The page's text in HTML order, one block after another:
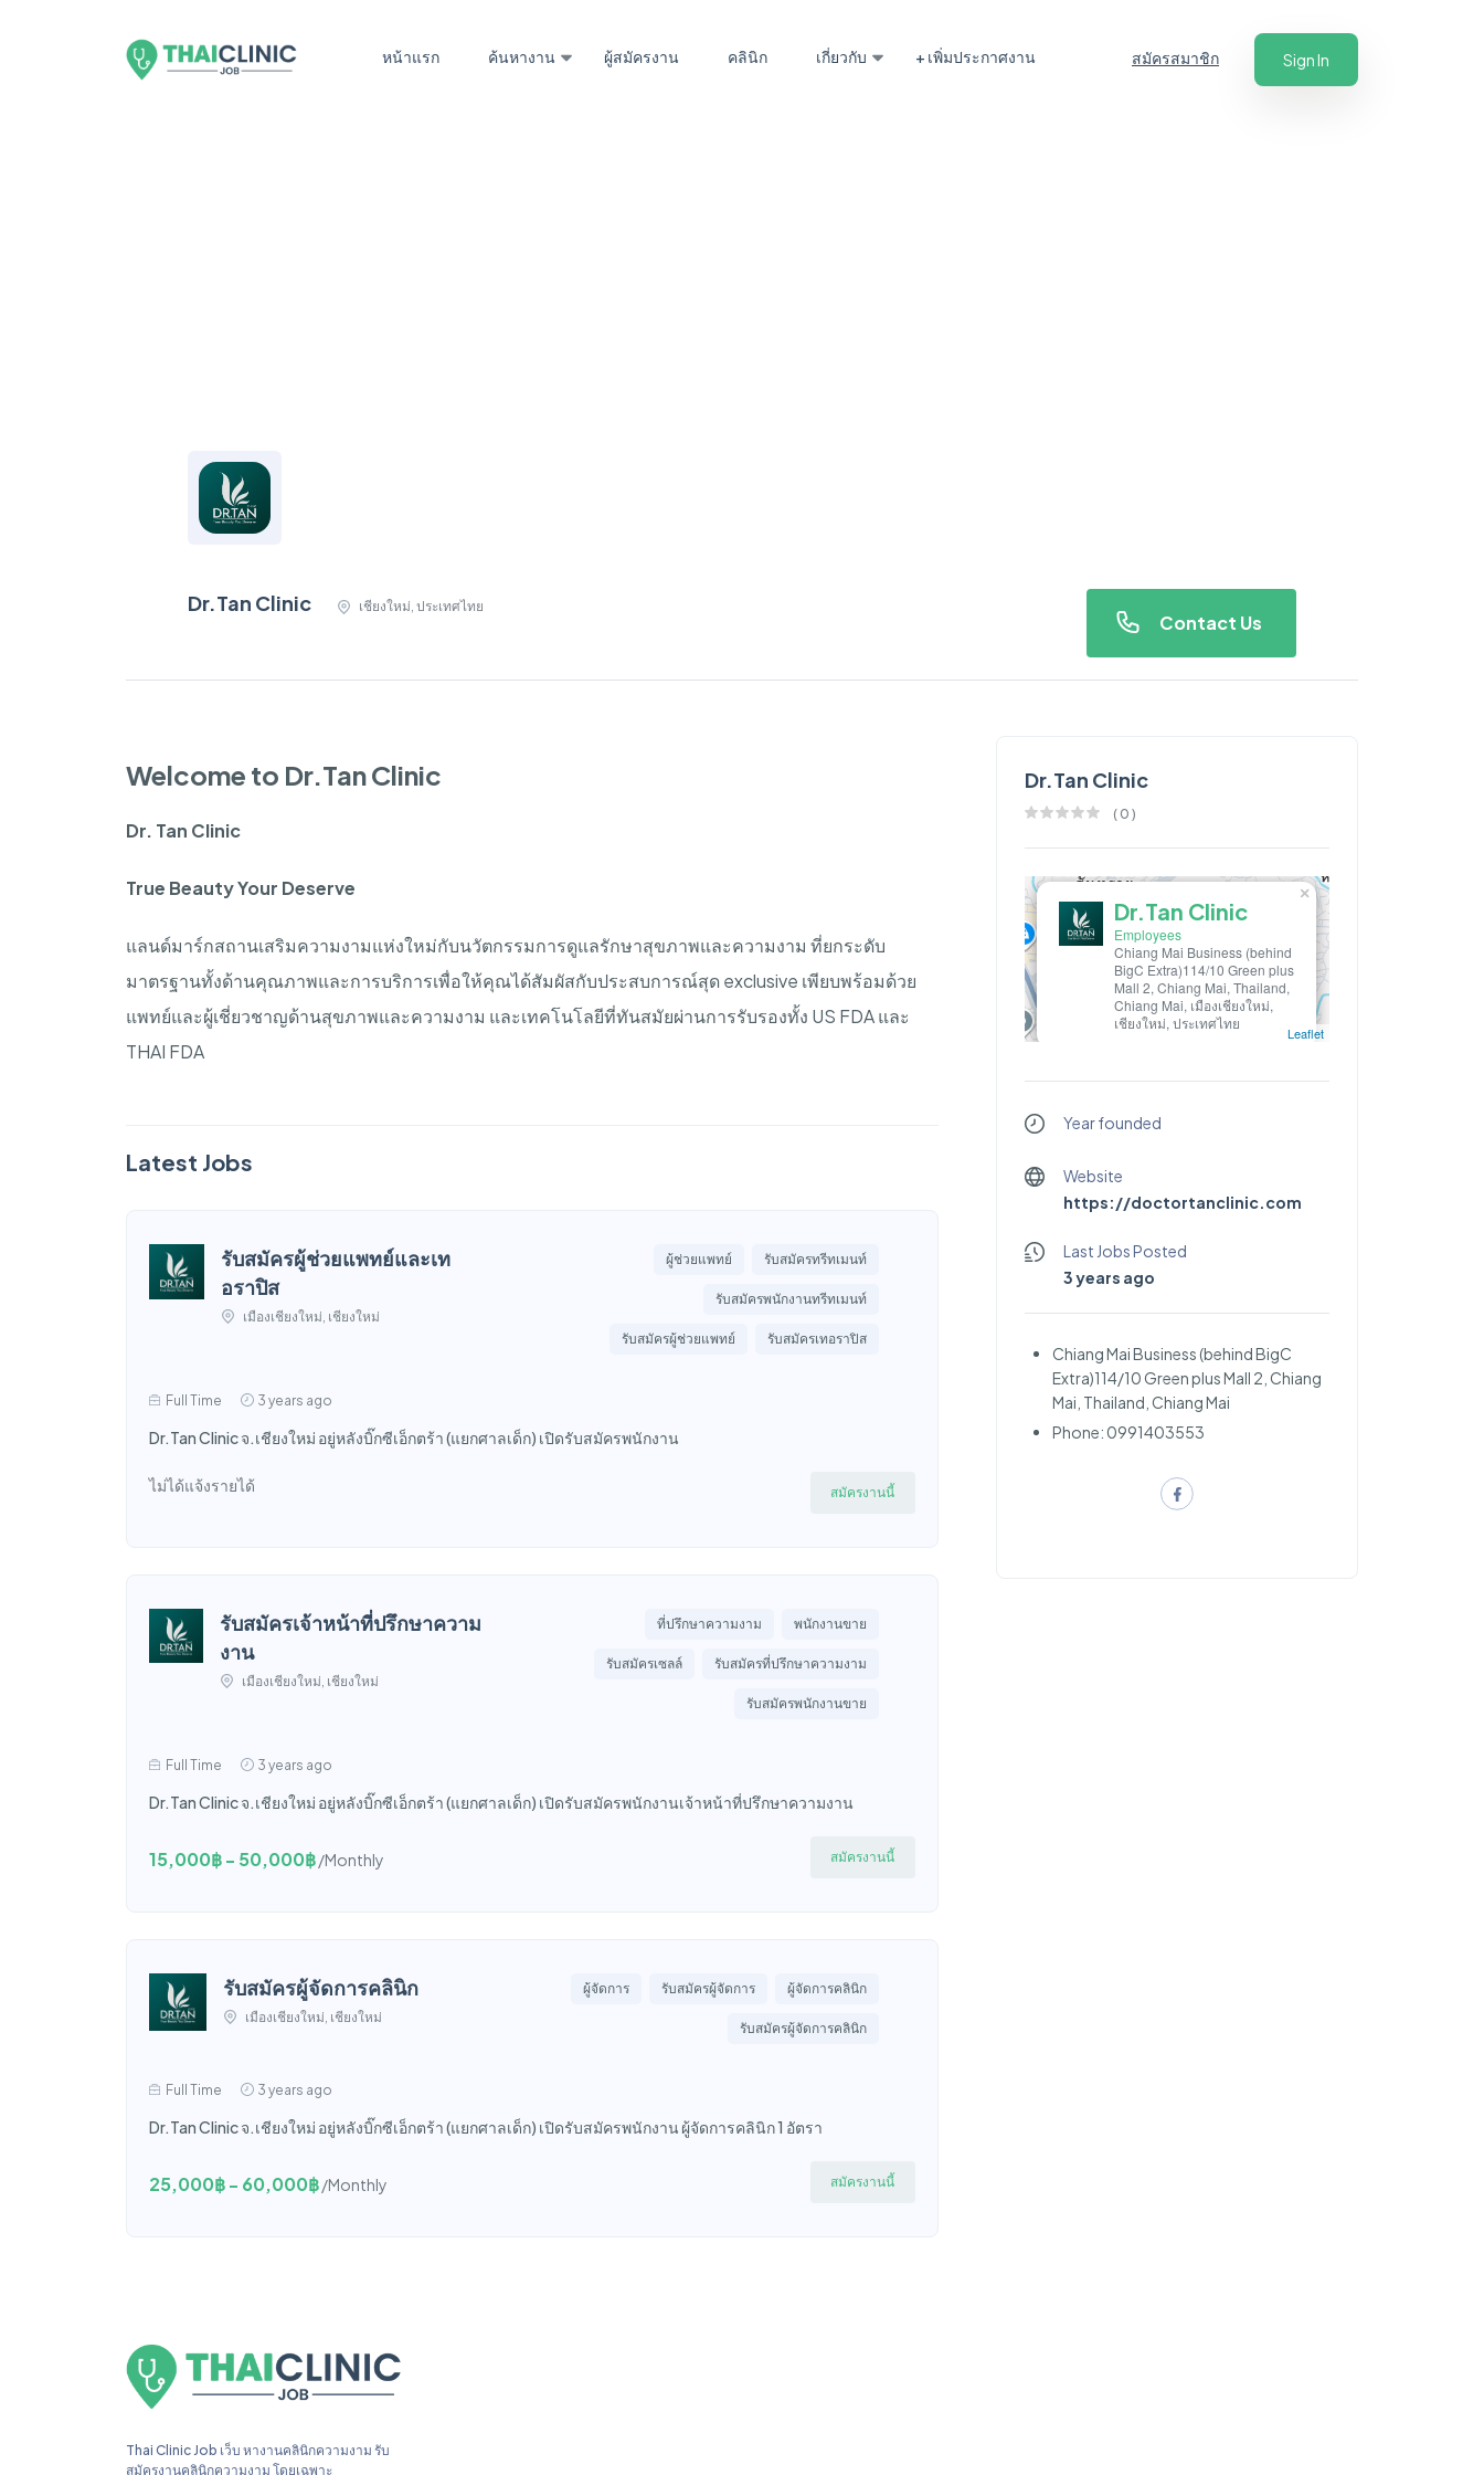
หน้าแรก ค้นหางาน ผู้สมัครงาน คลินิก เกี่ยวกับ + เพิ่มประกาศงาน สมัครสมาชิก Sign In
Dr.Tan Clinic เชียงใหม่, ประเทศไทย
Contact Us
Welcome to Dr.Tan Clinic
Dr. Tan Clinic
True Beauty Your Deserve
แลนด์มาร์กสถานเสริมความงามแห่งใหม่กับนวัตกรรมการดูแลรักษาสุขภาพและความงาม ที่ยกระดับ
มาตรฐานทั้งด้านคุณภาพและการบริการเพื่อให้คุณได้สัมผัสกับประสบการณ์สุดexclusive เพียบพร้อมด้วย
แพทย์และผู้เชี่ยวชาญด้านสุขภาพและความงาม และเทคโนโลยีที่ทันสมัยผ่านการรับรองทั้ง US FDAและ
THAI FDA
Latest Jobs
รับสมัครผู้ช่วยแพทย์และเท
อราปิส
เมืองเชียงใหม่, เชียงใหม่
ผู้ช่วยแพทย์ รับสมัครทรีทเมนท์
รับสมัครพนักงานทรีทเมนท์
รับสมัครผู้ช่วยแพทย์ รับสมัครเทอราปิส
Full Time 3 years ago
Dr.Tan Clinic จ.เชียงใหม่ อยู่หลังบิ๊กซีเอ็กตร้า (แยกศาลเด็ก) เปิดรับสมัครพนักงาน
ไม่ได้แจ้งรายได้ สมัครงานนี้
รับสมัครเจ้าหน้าที่ปรึกษาความ
งาน
เมืองเชียงใหม่, เชียงใหม่
ที่ปรึกษาความงาม พนักงานขาย
รับสมัครเซลล์ รับสมัครที่ปรึกษาความงาม
รับสมัครพนักงานขาย
Full Time 3 years ago
Dr.Tan Clinic จ.เชียงใหม่ อยู่หลังบิ๊กซีเอ็กตร้า (แยกศาลเด็ก) เปิดรับสมัครพนักงานเจ้าหน้าที่ปรึกษาความงาน
15,000฿ - 50,000฿/Monthly สมัครงานนี้
รับสมัครผู้จัดการคลินิก
เมืองเชียงใหม่, เชียงใหม่
ผู้จัดการ รับสมัครผู้จัดการ ผู้จัดการคลินิก
รับสมัครผู้จัดการคลินิก
Full Time 3 years ago
Dr.Tan Clinic จ.เชียงใหม่ อยู่หลังบิ๊กซีเอ็กตร้า (แยกศาลเด็ก) เปิดรับสมัครพนักงาน ผู้จัดการคลินิก 1 อัตรา
25,000฿ - 60,000฿/Monthly สมัครงานนี้
Dr.Tan Clinic
( 0 )
Dr.Tan Clinic
Employees
Chiang Mai Business (behind
BigC Extra)114/10 Green plus
Mall 2, Chiang Mai, Thailand,
Chiang Mai, เมืองเชียงใหม่,
เชียงใหม่, ประเทศไทย
×
Leaflet
Year founded
Website
https://doctortanclinic.com
Last Jobs Posted
3 years ago
Chiang Mai Business (behind BigC
Extra)114/10 Green plus Mall 2, Chiang
Mai, Thailand, Chiang Mai
Phone: 0991403553
Thai Clinic Job เว็บ หางานคลินิกความงาม รับ
สมัครงานคลินิกความงาม โดยเฉพาะ